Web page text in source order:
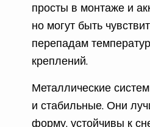
просты в монтаже и
но могут быть
перепадам
креплений.
Металлические
и стабильные. Они
форму, устойчивы к